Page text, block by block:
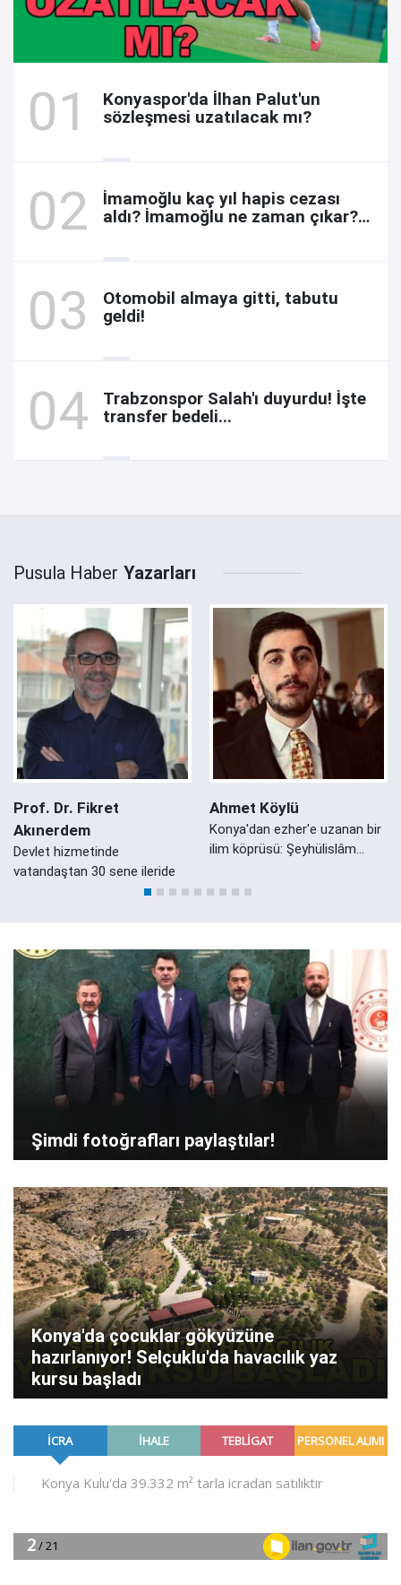
Konyaspor'da İlhan Palut'un
sözleşmesi uzatılacak mı?
İmamoğlu kaç yıl hapis cezası
aldı? İmamoğlu ne zaman çıkar?
Otomobil almaya gitti, tabutu
geldi!
Trabzonspor Salah'ı duyurdu! İşte
transfer bedeli...
Pusula Haber Yazarları
Prof. Dr. Fikret
Akınerdem
Devlet hizmetinde
vatandaştan 30 sene ileride
Ahmet Köylü
Konya'dan ezher'e uzanan bir
ilim köprüsü: Şeyhülislâm
Konyalı Damadı Ali Zeki Efendi
Şimdi fotoğrafları paylaştılar!
Konya'da çocuklar gökyüzüne
hazırlanıyor! Selçuklu'da havacılık yaz
kursu başladı